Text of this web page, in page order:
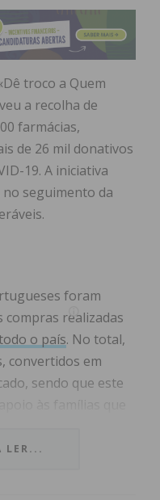
troco a Quem
a recolha de
farmácias,
de 26 mil donativos
19. A iniciativa
seguimento da
foram
compras realizadas
o país. No total,
convertidos em
sendo que este
produtos e serviços
LER...